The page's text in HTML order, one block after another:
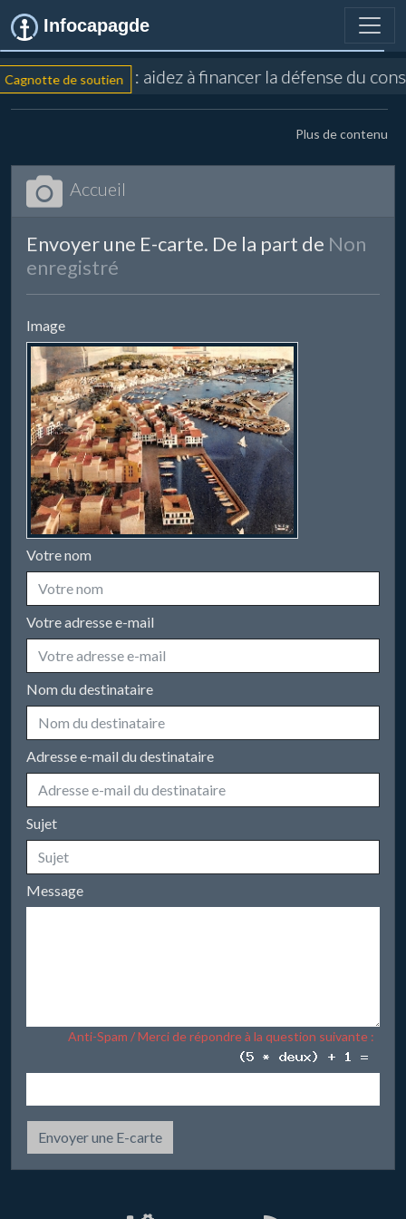
Infocapagde
de soutien : aidez à financer la défense du
Plus de contenu
Accueil
Envoyer une E-carte. De la part de Non
enregistré
Image
Votre nom
Votre adresse e-mail
Nom du destinataire
Adresse e-mail du destinataire
Sujet
Message
Anti-Spam / Merci de répondre à la question suivante :
Envoyer une E-carte